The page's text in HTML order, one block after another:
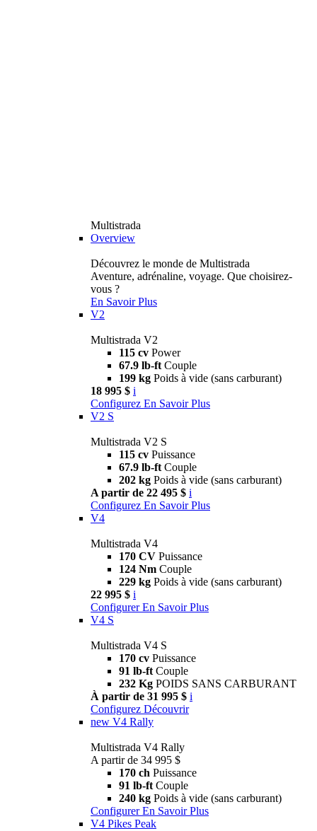
Multistrada
Overview
Découvrez le monde de Multistrada
Aventure, adrénaline, voyage. Que choisirez-
vous ?
En Savoir Plus
V2
Multistrada V2
115 cv Power
67.9 lb-ft Couple
199 kg Poids à vide (sans carburant)
18 995 $ i
Configurez En Savoir Plus
V2 S
Multistrada V2 S
115 cv Puissance
67.9 lb-ft Couple
202 kg Poids à vide (sans carburant)
A partir de 22 495 $ i
Configurez En Savoir Plus
V4
Multistrada V4
170 CV Puissance
124 Nm Couple
229 kg Poids à vide (sans carburant)
22 995 $ i
Configurer En Savoir Plus
V4 S
Multistrada V4 S
170 cv Puissance
91 lb-ft Couple
232 Kg POIDS SANS CARBURANT
À partir de 31 995 $ i
Configurez Découvrir
new V4 Rally
Multistrada V4 Rally
A partir de 34 995 $
170 ch Puissance
91 lb-ft Couple
240 kg Poids à vide (sans carburant)
Configurer En Savoir Plus
V4 Pikes Peak